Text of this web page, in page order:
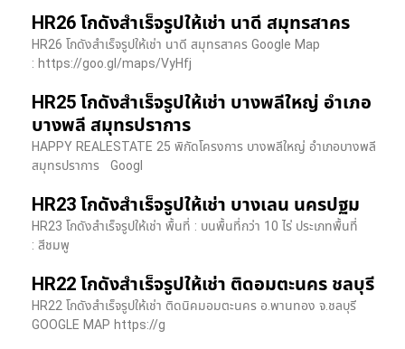
HR26 โกดังสำเร็จรูปให้เช่า นาดี สมุทรสาคร
HR26 โกดังสำเร็จรูปให้เช่า นาดี สมุทรสาคร Google Map
: https://goo.gl/maps/VyHfj
HR25 โกดังสำเร็จรูปให้เช่า บางพลีใหญ่ อำเภอ
บางพลี สมุทรปราการ
HAPPY REALESTATE 25 พิกัดโครงการ บางพลีใหญ่ อำเภอบางพลี
สมุทรปราการ Googl
HR23 โกดังสำเร็จรูปให้เช่า บางเลน นครปฐม
HR23 โกดังสำเร็จรูปให้เช่า พื้นที่ : บนพื้นที่กว่า 10 ไร่ ประเภทพื้นที่
: สีชมพู
HR22 โกดังสำเร็จรูปให้เช่า ติดอมตะนคร ชลบุรี
HR22 โกดังสำเร็จรูปให้เช่า ติดนิคมอมตะนคร อ.พานทอง จ.ชลบุรี
GOOGLE MAP https://g